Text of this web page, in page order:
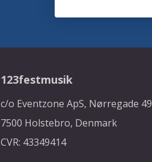
123festmusik
c/o Eventzone ApS, Nørregade 49
7500 Holstebro, Denmark
CVR: 43349414